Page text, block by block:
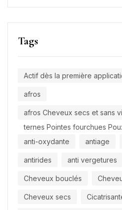
Tags
Actif dès la première
afros
afros Cheveux secs et sans
ternes Pointes fourchues
anti-oxydante
antiage
antirides anti vergetures
Cheveux bouclés
Cheveux secs